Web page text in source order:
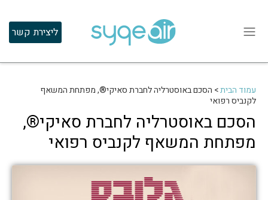
ליצירת קשר
עמוד הבית> הסכם באוסטרליה לחברת סאיקי®, מפתחת המשאף
לקנביס רפואי
הסכם באוסטרליה לחברת סאיקי®,
מפתחת המשאף לקנביס רפואי